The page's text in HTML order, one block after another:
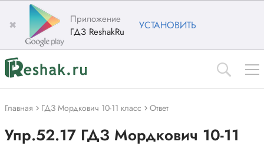
✖
Приложение
ГДЗ ReshakRu
УСТАНОВИТЬ
Главная ГДЗ Мордкович 10-11 класс Ответ
Упр.52.17 ГДЗ Мордкович 10-11